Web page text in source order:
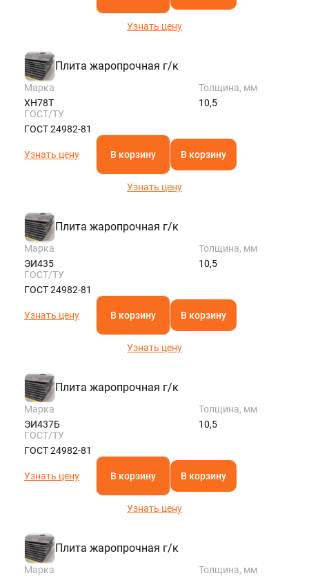
Узнать цену
Плита жаропрочная г/к
Марка
ХН78Т
Толщина, мм
10,5
ГОСТ/ТУ
ГОСТ 24982-81
Узнать цену В корзину В корзину
Узнать цену
Плита жаропрочная г/к
Марка
ЭИ435
Толщина, мм
10,5
ГОСТ/ТУ
ГОСТ 24982-81
Узнать цену В корзину В корзину
Узнать цену
Плита жаропрочная г/к
Марка
ЭИ437Б
Толщина, мм
10,5
ГОСТ/ТУ
ГОСТ 24982-81
Узнать цену В корзину В корзину
Узнать цену
Плита жаропрочная г/к
Марка
Толщина, мм